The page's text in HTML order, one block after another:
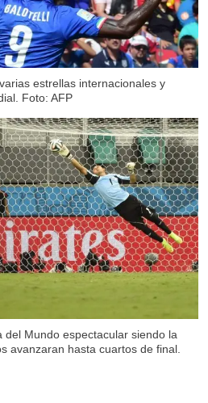
estrellas internacionales y
Foto: AFP
del Mundo espectacular siendo la
avanzaran hasta cuartos de final.